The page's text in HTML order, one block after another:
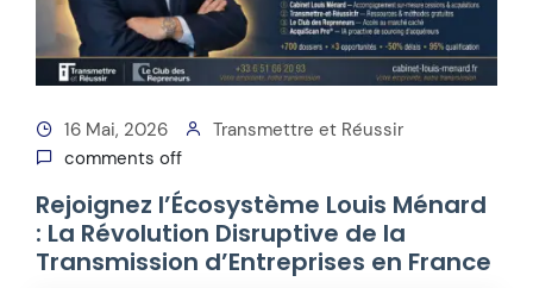
16 Mai, 2026
Transmettre et Réussir
comments off
Rejoignez l’Écosystème Louis Ménard
: La Révolution Disruptive de la
Transmission d’Entreprises en France